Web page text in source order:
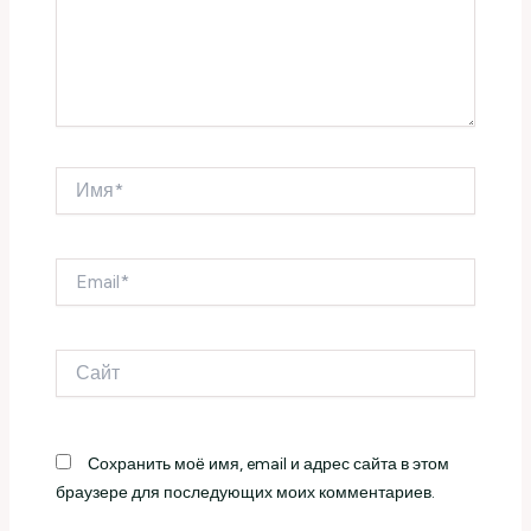
Сохранить моё имя, email и адрес сайта в этом
браузере для последующих моих комментариев.